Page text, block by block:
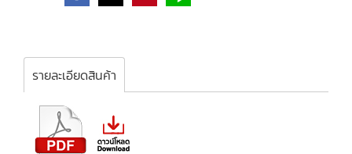
รายละเอียดสินค้า